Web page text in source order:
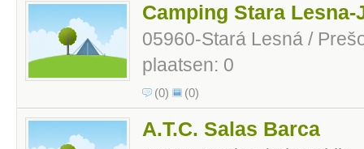
Camping Stara Lesna-
05960-Stará Lesná /
plaatsen: 0
(0) (0)
A.T.C. Salas Barca